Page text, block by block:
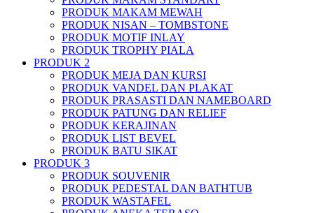
PRODUK MAKAM MEWAH
PRODUK NISAN – TOMBSTONE
PRODUK MOTIF INLAY
PRODUK TROPHY PIALA
PRODUK 2
PRODUK MEJA DAN KURSI
PRODUK VANDEL DAN PLAKAT
PRODUK PRASASTI DAN NAMEBOARD
PRODUK PATUNG DAN RELIEF
PRODUK KERAJINAN
PRODUK LIST BEVEL
PRODUK BATU SIKAT
PRODUK 3
PRODUK SOUVENIR
PRODUK PEDESTAL DAN BATHTUB
PRODUK WASTAFEL